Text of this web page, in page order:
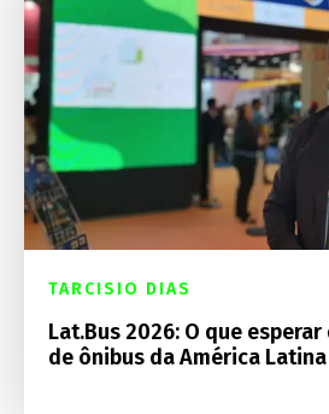
TARCISIO DIAS
Lat.Bus 2026: O que
de ônibus da América Latina